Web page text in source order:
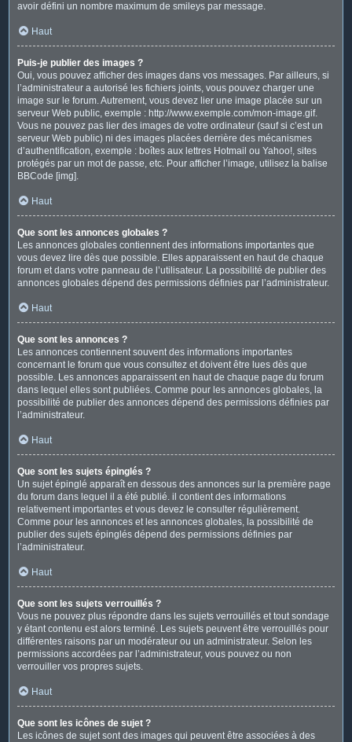
avoir défini un nombre maximum de smileys par message.
Haut
Puis-je publier des images ?
Oui, vous pouvez afficher des images dans vos messages. Par ailleurs, si
l’administrateur a autorisé les fichiers joints, vous pouvez charger une
image sur le forum. Autrement, vous devez lier une image placée sur un
serveur Web public, exemple : http://www.exemple.com/mon-image.gif.
Vous ne pouvez pas lier des images de votre ordinateur (sauf si c’est un
serveur Web public) ni des images placées derrière des mécanismes
d’authentification, exemple : boîtes aux lettres Hotmail ou Yahoo!, sites
protégés par un mot de passe, etc. Pour afficher l’image, utilisez la balise
BBCode [img].
Haut
Que sont les annonces globales ?
Les annonces globales contiennent des informations importantes que
vous devez lire dès que possible. Elles apparaissent en haut de chaque
forum et dans votre panneau de l’utilisateur. La possibilité de publier des
annonces globales dépend des permissions définies par l’administrateur.
Haut
Que sont les annonces ?
Les annonces contiennent souvent des informations importantes
concernant le forum que vous consultez et doivent être lues dès que
possible. Les annonces apparaissent en haut de chaque page du forum
dans lequel elles sont publiées. Comme pour les annonces globales, la
possibilité de publier des annonces dépend des permissions définies par
l’administrateur.
Haut
Que sont les sujets épinglés ?
Un sujet épinglé apparaît en dessous des annonces sur la première page
du forum dans lequel il a été publié. il contient des informations
relativement importantes et vous devez le consulter régulièrement.
Comme pour les annonces et les annonces globales, la possibilité de
publier des sujets épinglés dépend des permissions définies par
l’administrateur.
Haut
Que sont les sujets verrouillés ?
Vous ne pouvez plus répondre dans les sujets verrouillés et tout sondage
y étant contenu est alors terminé. Les sujets peuvent être verrouillés pour
différentes raisons par un modérateur ou un administrateur. Selon les
permissions accordées par l’administrateur, vous pouvez ou non
verrouiller vos propres sujets.
Haut
Que sont les icônes de sujet ?
Les icônes de sujet sont des images qui peuvent être associées à des